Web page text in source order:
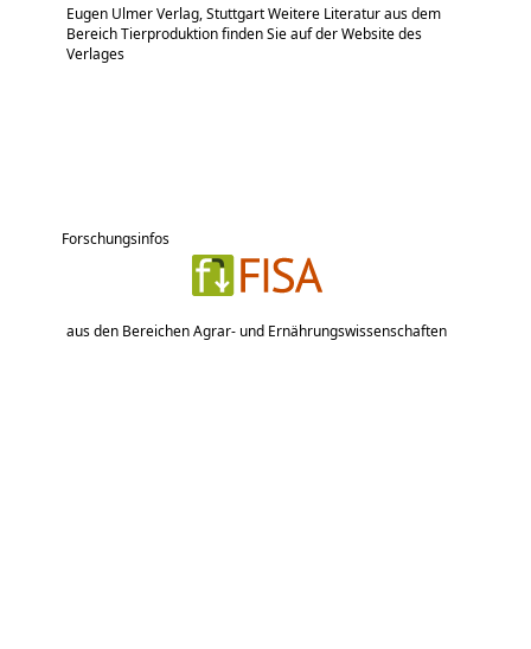
Eugen Ulmer Verlag, Stuttgart Weitere Literatur aus dem
Bereich Tierproduktion finden Sie auf der Website des
Verlages
Forschungsinfos
aus den Bereichen Agrar- und Ernährungswissenschaften